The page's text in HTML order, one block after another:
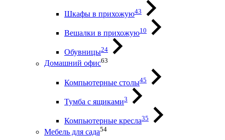
Шкафы в прихожую43
Вешалки в прихожую10
Обувницы24
Домашний офис63
Компьютерные столы45
Тумба с ящиками3
Компьютерные кресла35
Мебель для сада54